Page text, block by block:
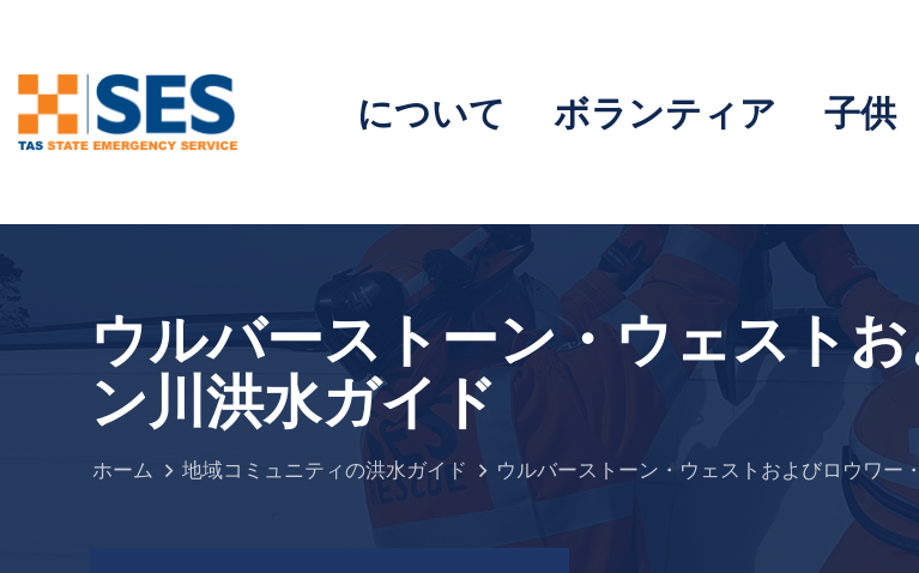
について ボランティア 子供
ウルバーストーン・ウェスト
ン川洪水ガイド
ホーム 地域コミュニティの洪水ガイド ウルバーストーン・ウェストおよびロウワー